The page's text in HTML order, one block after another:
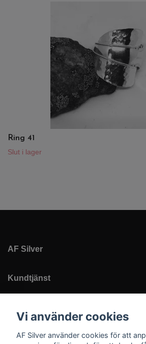
Ring 41
Slut i lager
AF Silver
Kundtjänst
Sociala medier
Vi använder cookies
AF Silver använder cookies för att